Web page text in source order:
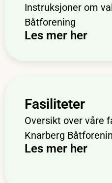
Instruksjoner om
Båtforening
Les mer her
Fasiliteter
Oversikt over våre
Knarberg
Les mer her